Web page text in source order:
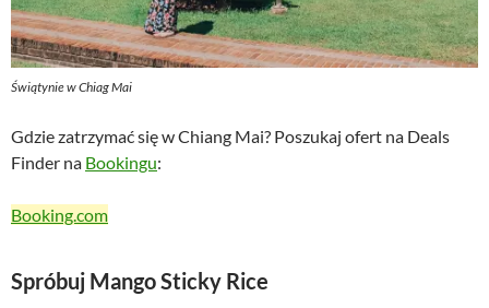
Świątynie w Chiag Mai
Gdzie zatrzymać się w Chiang Mai? Poszukaj ofert na Deals
Finder na Bookingu:
Booking.com
Spróbuj Mango Sticky Rice